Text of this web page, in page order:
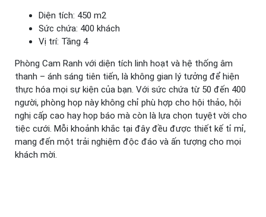
Diện tích: 450 m2
Sức chứa: 400 khách
Vị trí: Tầng 4
Phòng Cam Ranh với diện tích linh hoạt và hệ thống âm
thanh – ánh sáng tiên tiến, là không gian lý tưởng để hiện
thực hóa mọi sự kiện của bạn. Với sức chứa từ 50 đến 400
người, phòng họp này không chỉ phù hợp cho hội thảo, hội
nghị cấp cao hay họp báo mà còn là lựa chọn tuyệt vời cho
tiệc cưới. Mỗi khoảnh khắc tại đây đều được thiết kế tỉ mỉ,
mang đến một trải nghiệm độc đáo và ấn tượng cho mọi
khách mời.